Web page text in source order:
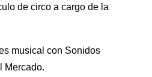
de circo a cargo de la
musical con Sonidos
Mercado.